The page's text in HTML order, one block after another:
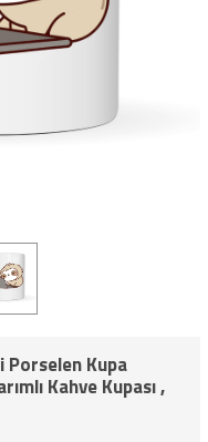
Porselen Kupa
Kahve Kupası ,